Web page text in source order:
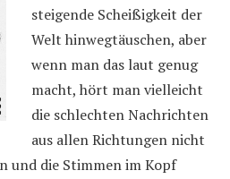
steigende Scheißigkeit der
Welt hinwegtäuschen, aber
wenn man das laut genug
macht, hört man vielleicht
die schlechten Nachrichten
aus allen Richtungen nicht
und die Stimmen im Kopf